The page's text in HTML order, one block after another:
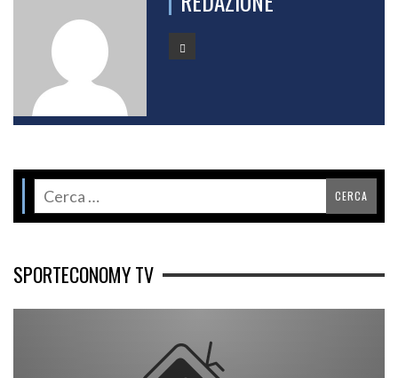
SPORTECONOMY TV